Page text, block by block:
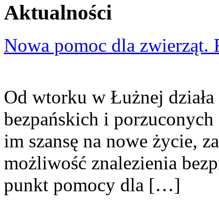
Aktualności
Nowa pomoc dla zwierząt.
Od wtorku w Łużnej
bezpańskich i
im szansę na nowe życie,
możliwość znalezienia
punkt pomocy dla […]